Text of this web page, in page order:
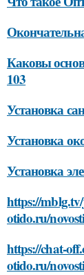
Каковы
103
Установка
Установка
Установка
https://
otido.ru/
https://chat-
otido.ru/